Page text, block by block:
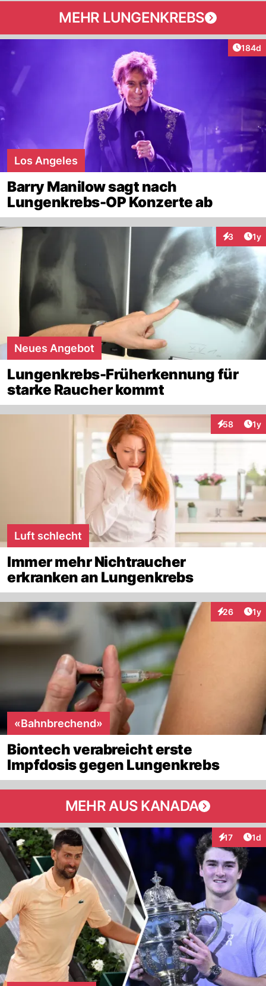
MEHR LUNGENKREBS
184d
Los Angeles
Barry Manilow sagt nach
Lungenkrebs-OP Konzerte ab
3 1y
Neues Angebot
Lungenkrebs-Früherkennung für
starke Raucher kommt
58 1y
Luft schlecht
Immer mehr Nichtraucher
erkranken an Lungenkrebs
26 1y
«Bahnbrechend»
Biontech verabreicht erste
Impfdosis gegen Lungenkrebs
MEHR AUS KANADA
17 1d